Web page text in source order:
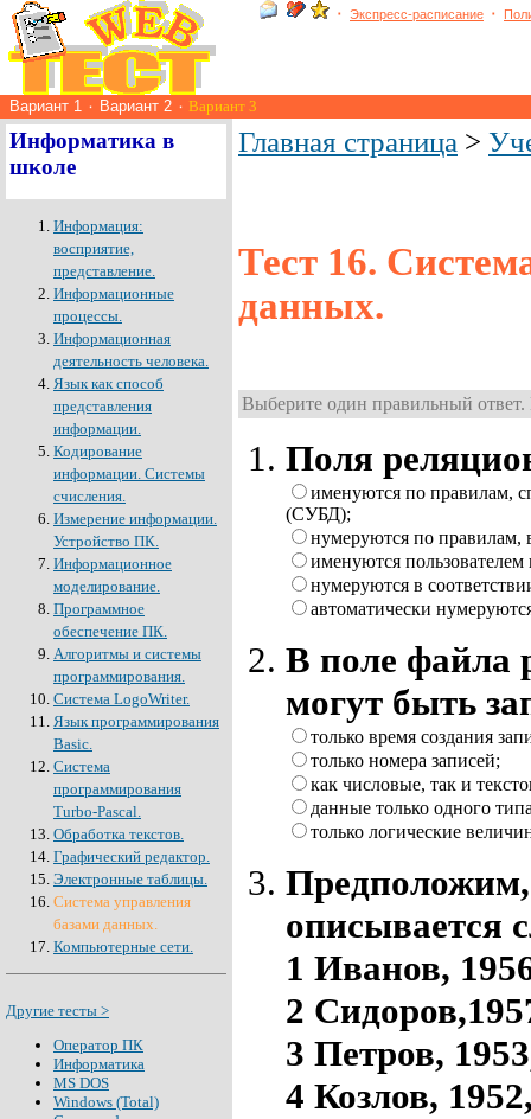
٠ Экспресс-расписание ٠
Вариант 1 ٠ Вариант 2 ٠ Вариант 3
Информатика в
школе
Информация:
восприятие,
представление.
Информационные
процессы.
Информационная
деятельность человека.
Язык как способ
представления
информации.
Кодирование
информации. Системы
счисления.
Измерение информации.
Устройство ПК.
Информационное
моделирование.
Программное
обеспечение ПК.
Алгоритмы и системы
программирования.
Система LogoWriter.
Язык программирования
Basic.
Система
программирования
Turbo-Pascal.
Обработка текстов.
Графический редактор.
Электронные таблицы.
Система управления
базами данных.
Компьютерные сети.
Другие тесты >
Оператор ПК
Информатика
MS DOS
Windows (Total)
Главная страница >
Тест 16.
данных.
Выберите один правильный
Поля
именуются по правилам,
(СУБД);
нумеруются по
именуются
нумеруются в
автоматически
В поле файла
могут быть
только время создания
только номера записей;
как числовые, так и
данные только одного
только логические
Предположим,
описывается
1 Иванов,
2
3 Петров,
4 Козлов,